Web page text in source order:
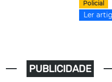
Policial
Ler
PUBLICIDADE